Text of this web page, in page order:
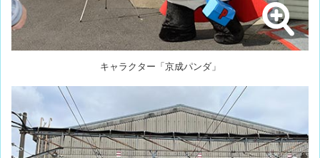
キャラクター「京成パンダ」